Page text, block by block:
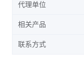
代理单位
相关产品
联系方式